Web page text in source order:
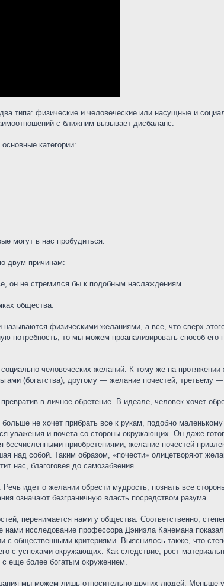
типа: физические и человеческие или насущные и
с ближним вызывает дисбаланс.
категории:
могут в нас пробудиться.
двум причинам:
он не стремился бы к подобным наслаждениям.
общества.
физическими желаниями, а все, что сверх
потребность, то мы можем проанализировать способ
человеческих желаний. К тому же на
(богатства), другому — желание почестей, третьему
в личное обретение. В идеале, человек хочет
не хочет прибрать все к рукам, подобно
уважения и почета со стороны окружающих. Он даже
приобретениями, желание почестей
над собой. Таким образом, «почести» олицетворяют
нас, благоговея до самозабвения.
идет о желании обрести мудрость, познать все
означают безграничную власть посредством разума.
перенимается нами у общества. Соответственно,
исследование профессора Дэниэла Канемана
с общественными критериями. Выяснилось также, что
с успехами окружающих. Как следствие, рост
еще более богатым окружением.
мы можем лишь относительно других людей.